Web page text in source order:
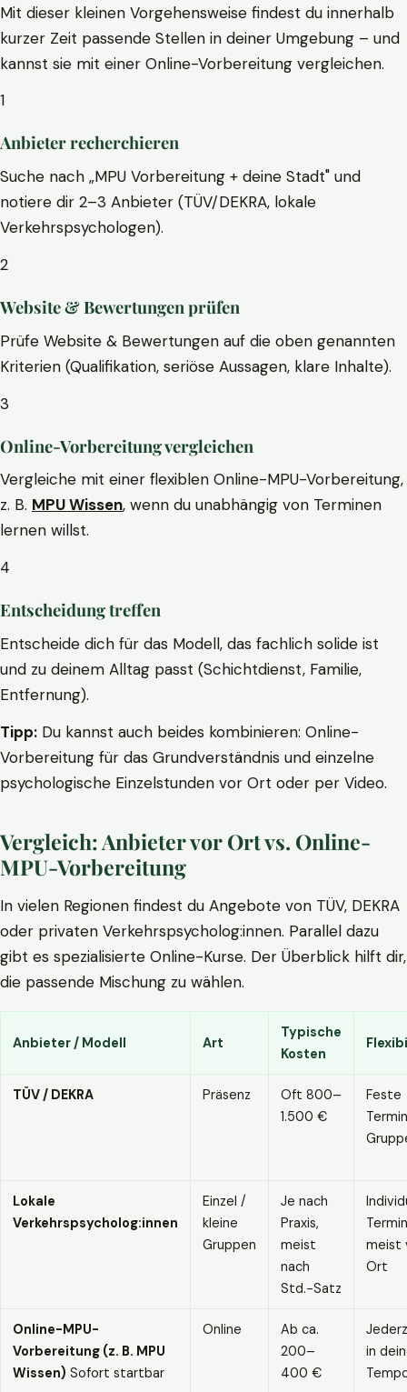
Mit dieser kleinen Vorgehensweise findest du innerhalb
kurzer Zeit passende Stellen in deiner Umgebung – und
kannst sie mit einer Online-Vorbereitung vergleichen.
1
Anbieter recherchieren
Suche nach „MPU Vorbereitung + deine Stadt" und
notiere dir 2–3 Anbieter (TÜV/DEKRA, lokale
Verkehrspsychologen).
2
Website & Bewertungen prüfen
Prüfe Website & Bewertungen auf die oben genannten
Kriterien (Qualifikation, seriöse Aussagen, klare Inhalte).
3
Online-Vorbereitung vergleichen
Vergleiche mit einer flexiblen Online-MPU-Vorbereitung,
z. B. MPU Wissen, wenn du unabhängig von Terminen
lernen willst.
4
Entscheidung treffen
Entscheide dich für das Modell, das fachlich solide ist
und zu deinem Alltag passt (Schichtdienst, Familie,
Entfernung).
Tipp: Du kannst auch beides kombinieren: Online-
Vorbereitung für das Grundverständnis und einzelne
psychologische Einzelstunden vor Ort oder per Video.
Vergleich: Anbieter vor Ort vs. Online-
MPU-Vorbereitung
In vielen Regionen findest du Angebote von TÜV, DEKRA
oder privaten Verkehrspsycholog:innen. Parallel dazu
gibt es spezialisierte Online-Kurse. Der Überblick hilft dir,
die passende Mischung zu wählen.
Anbieter / Modell Art
Typische
Kosten
TÜV / DEKRA Präsenz
Oft 800–
1.500 €
Feste
Lokale
Verkehrspsycholog:innen
Einzel /
kleine
Gruppen
Je nach
Praxis,
meist
nach
Std.-Satz
meist
Ort
Online-MPU-
Vorbereitung (z. B. MPU
Wissen) Sofort startbar
Online
Ab ca.
200–
400 €
in